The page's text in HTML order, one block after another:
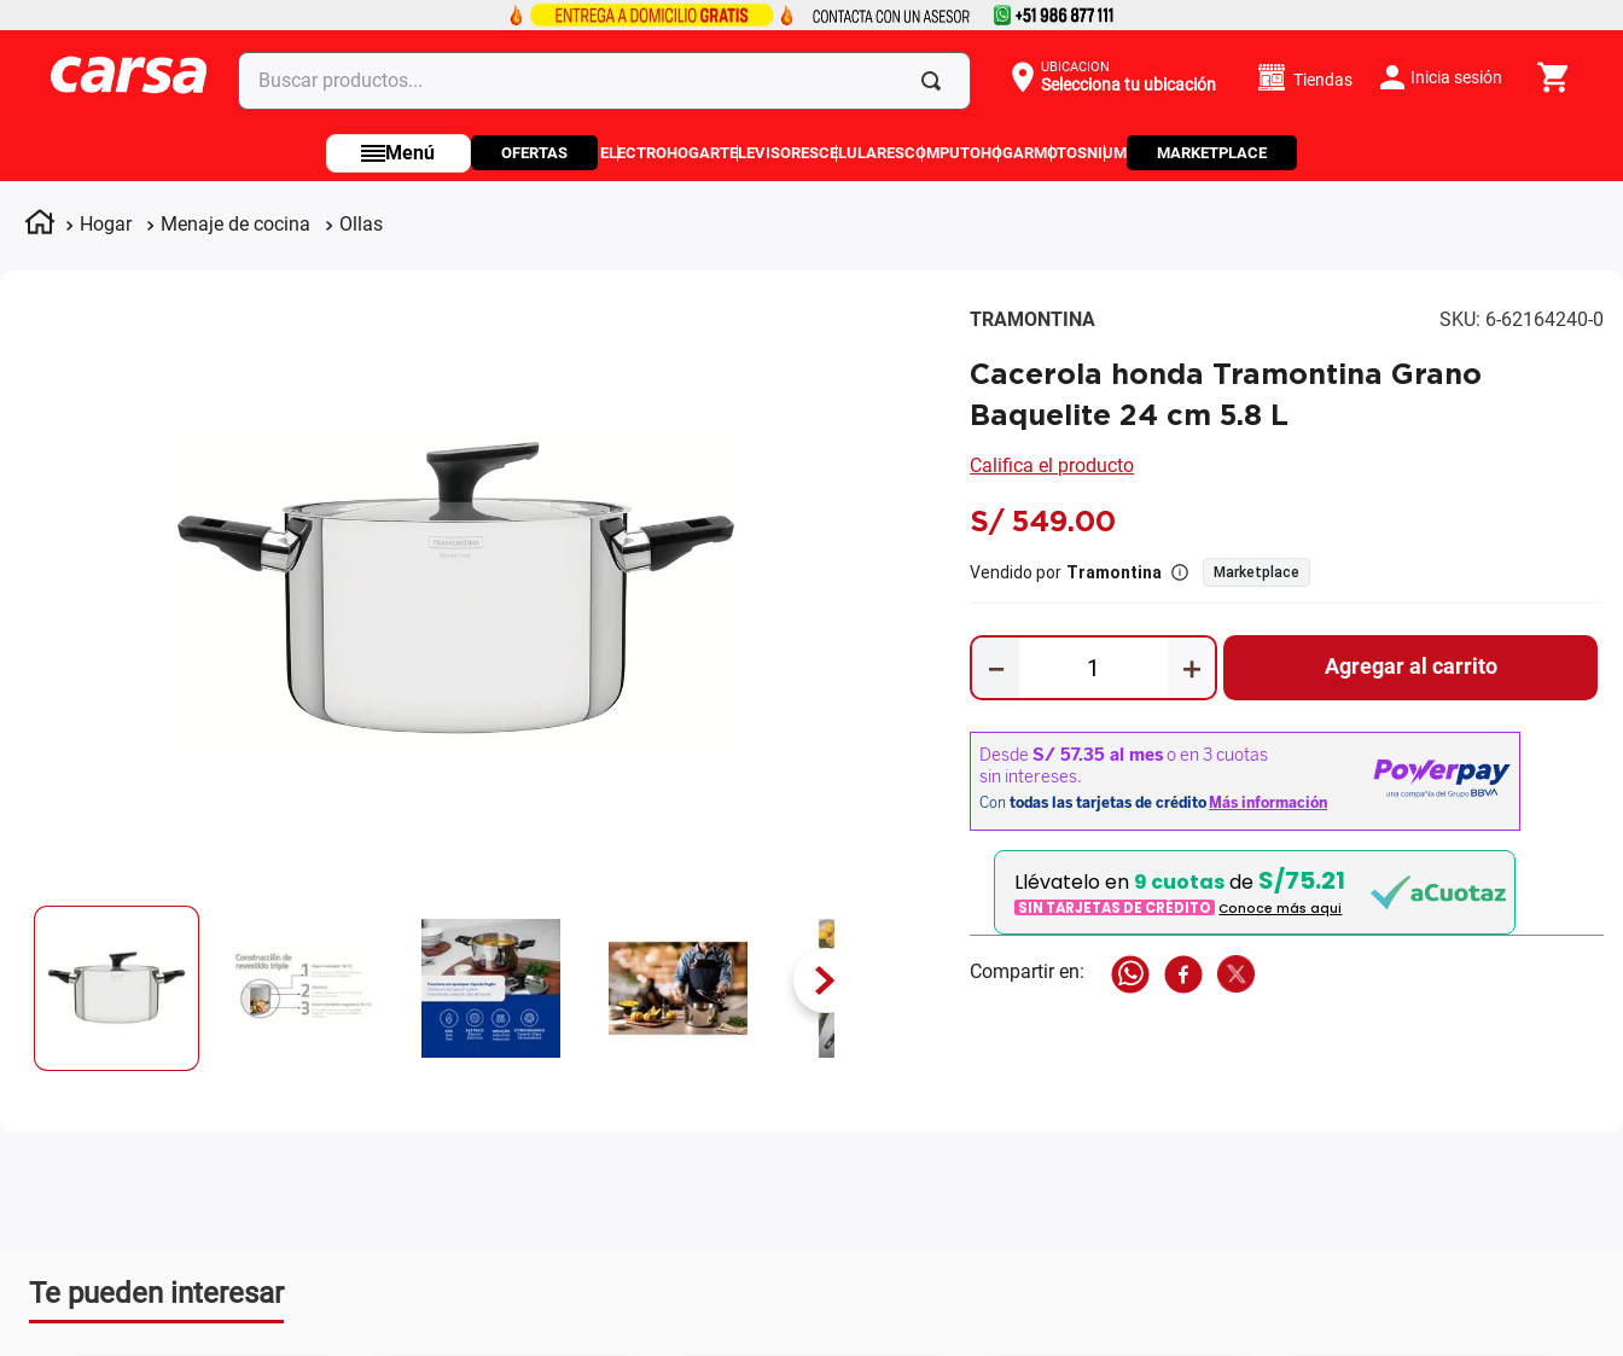
Buscar productos... UBICACIÓN
Selecciona tu ubicación Tiendas Inicia sesión
OFERTAS ELECTROHOGARTELEVISORESCELULARESCOMPUTOHOGARMOTOSNIUM MARKETPLACE
Hogar Menaje de cocina Ollas
TRAMONTINA SKU: 6-62164240-0
Cacerola honda Tramontina Grano
Baquelite 24 cm 5.8 L
Califica el producto
S/ 549.00
Vendido por Tramontina Marketplace
＋
－ Agregar al carrito
Llévatelo en 9 cuotasde S/75.21
SIN TARJETAS DE CRÉDITO Conoce más aqui
Te pueden interesar
Términos más buscados